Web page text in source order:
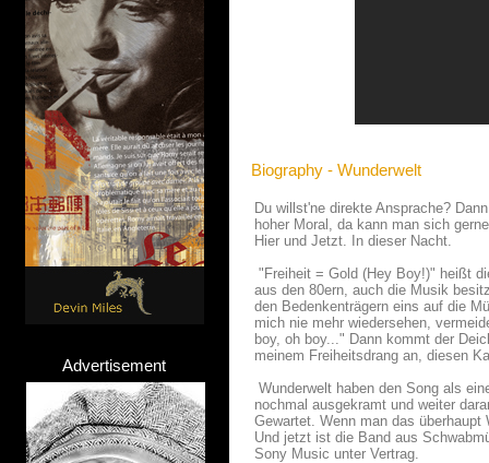
Advertisement
Biography - Wunderwelt
Du willst'ne direkte Ansprache?
hoher Moral, da kann man sich
Hier und Jetzt. In dieser Nacht.
"Freiheit = Gold (Hey Boy!)" heißt
aus den 80ern, auch die Musik
den Bedenkenträgern eins auf die
mich nie mehr wiedersehen,
boy, oh boy..." Dann kommt der
meinem Freiheitsdrang an, diesen
Wunderwelt haben den Song als
nochmal ausgekramt und weiter
Gewartet. Wenn man das
Und jetzt ist die Band aus
Sony Music unter Vertrag.